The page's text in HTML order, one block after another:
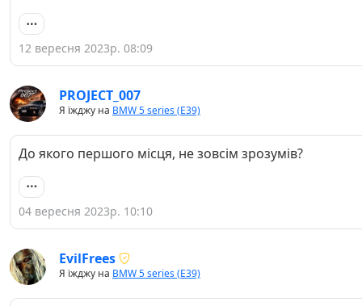
12 вересня 2023р. 08:09
PROJECT_007
Я їжджу на BMW 5 series (E39)
До якого першого місця, не зовсім зрозумів?
04 вересня 2023р. 10:10
EvilFrees
Я їжджу на BMW 5 series (E39)